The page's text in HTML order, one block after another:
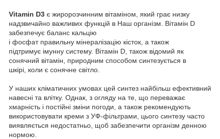
Vitamin D3 є жиророзчинним вітаміном, який грає низку
надзвичайно важливих функцій в Наш організм. Вітамін D
забезпечує баланс кальцію
і фосфат правильну мінералізацію кісток, а також
підтримує імунну систему. Вітамін D, також відомий як
сонячний вітамін, природним способом синтезується в
шкірі, коли є сонячне світло.
У наших кліматичних умовах цей синтез найбільш ефективний
навесні та влітку. Однак, з огляду на те, що переважає
хмарність і постійні зміни погоди, а також рекомендують
використовувати креми з УФ-фільтрами, цього синтезу часто
виявляється недостатньо, щоб забезпечити організм денною
нормою.